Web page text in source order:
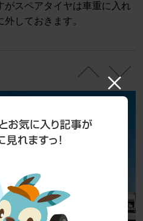
がスペアタイヤは車重に入れ
しておきます。